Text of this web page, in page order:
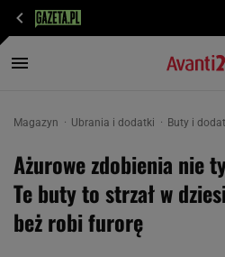
Magazyn Ubrania i dodatki Buty i
Ażurowe zdobienia nie
Te buty to strzał w
beż robi furorę